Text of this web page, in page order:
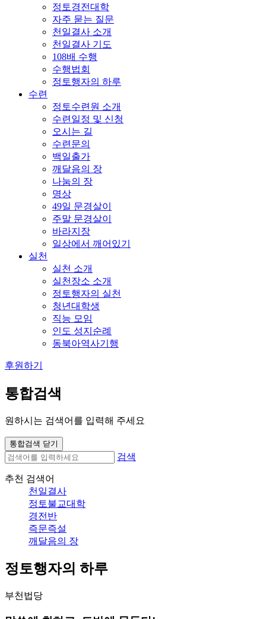
정토경전대학
자주 묻는 질문
천일결사 소개
천일결사 기도
108배 수행
수행법회
정토행자의 하루
수련
정토수련원 소개
수련일정 및 신청
오시는 길
수련문의
백일출가
깨달음의 장
나눔의 장
명상
49일 문경살이
주말 문경살이
바라지장
일상에서 깨어있기
실천
실천 소개
실천장소 소개
정토행자의 실천
청년대학생
직능 모임
인도 성지순례
동북아역사기행
후원하기
통합검색
원하시는 검색어를 입력해 주세요
통합검색 닫기
검색
추천 검색어
천일결사
정토불교대학
경전반
즉문즉설
깨달음의 장
정토행자의 하루
부천법당